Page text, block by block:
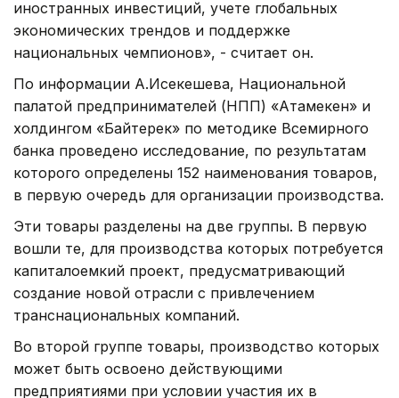
иностранных инвестиций, учете глобальных
экономических трендов и поддержке
национальных чемпионов», - считает он.
По информации А.Исекешева, Национальной
палатой предпринимателей (НПП) «Атамекен» и
холдингом «Байтерек» по методике Всемирного
банка проведено исследование, по результатам
которого определены 152 наименования товаров,
в первую очередь для организации производства.
Эти товары разделены на две группы. В первую
вошли те, для производства которых потребуется
капиталоемкий проект, предусматривающий
создание новой отрасли с привлечением
транснациональных компаний.
Во второй группе товары, производство которых
может быть освоено действующими
предприятиями при условии участия их в